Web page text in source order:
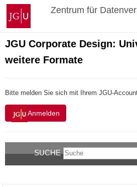
Zum
Inhalt
springen
Johannes
Gutenberg-
Universität
Mainz
Zentrum für
JGU Corporate Design:
weitere Formate
Bitte melden Sie sich mit Ihrem JGU-
Anmelden
SUCHE